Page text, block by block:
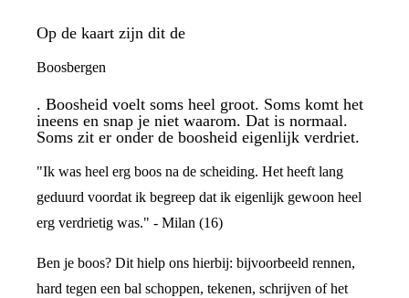
Op de kaart zijn dit de
Boosbergen
. Boosheid voelt soms heel groot. Soms komt het
ineens en snap je niet waarom. Dat is normaal.
Soms zit er onder de boosheid eigenlijk verdriet.
"Ik was heel erg boos na de scheiding. Het heeft lang
geduurd voordat ik begreep dat ik eigenlijk gewoon heel
erg verdrietig was." - Milan (16)
Ben je boos? Dit hielp ons hierbij: bijvoorbeeld rennen,
hard tegen een bal schoppen, tekenen, schrijven of het